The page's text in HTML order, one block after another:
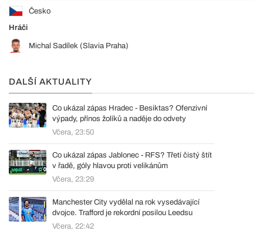
Česko
Hráči
Michal Sadílek (Slavia Praha)
DALŠÍ AKTUALITY
Co ukázal zápas Hradec - Besiktas? Ofenzivní
výpady, přínos žolíků a naděje do odvety
Včera, 23:50
Co ukázal zápas Jablonec - RFS? Třetí čistý štít
v řadě, góly hlavou proti velikánům
Včera, 23:29
Manchester City vydělal na rok vysedávající
dvojce. Trafford je rekordní posilou Leedsu
Včera, 22:42